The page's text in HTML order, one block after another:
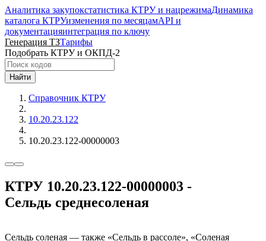
Аналитика закупокстатистика КТРУ и нацрежимаДинамика
каталога КТРУизменения по месяцамAPI и
документацияинтеграция по ключу
Генерация ТЗТарифы
Подобрать КТРУ и ОКПД-2
Найти
Справочник КТРУ
10.20.23.122
10.20.23.122-00000003
КТРУ 10.20.23.122-00000003 -
Сельдь среднесоленая
Сельдь соленая — также «Сельдь в рассоле», «Соленая